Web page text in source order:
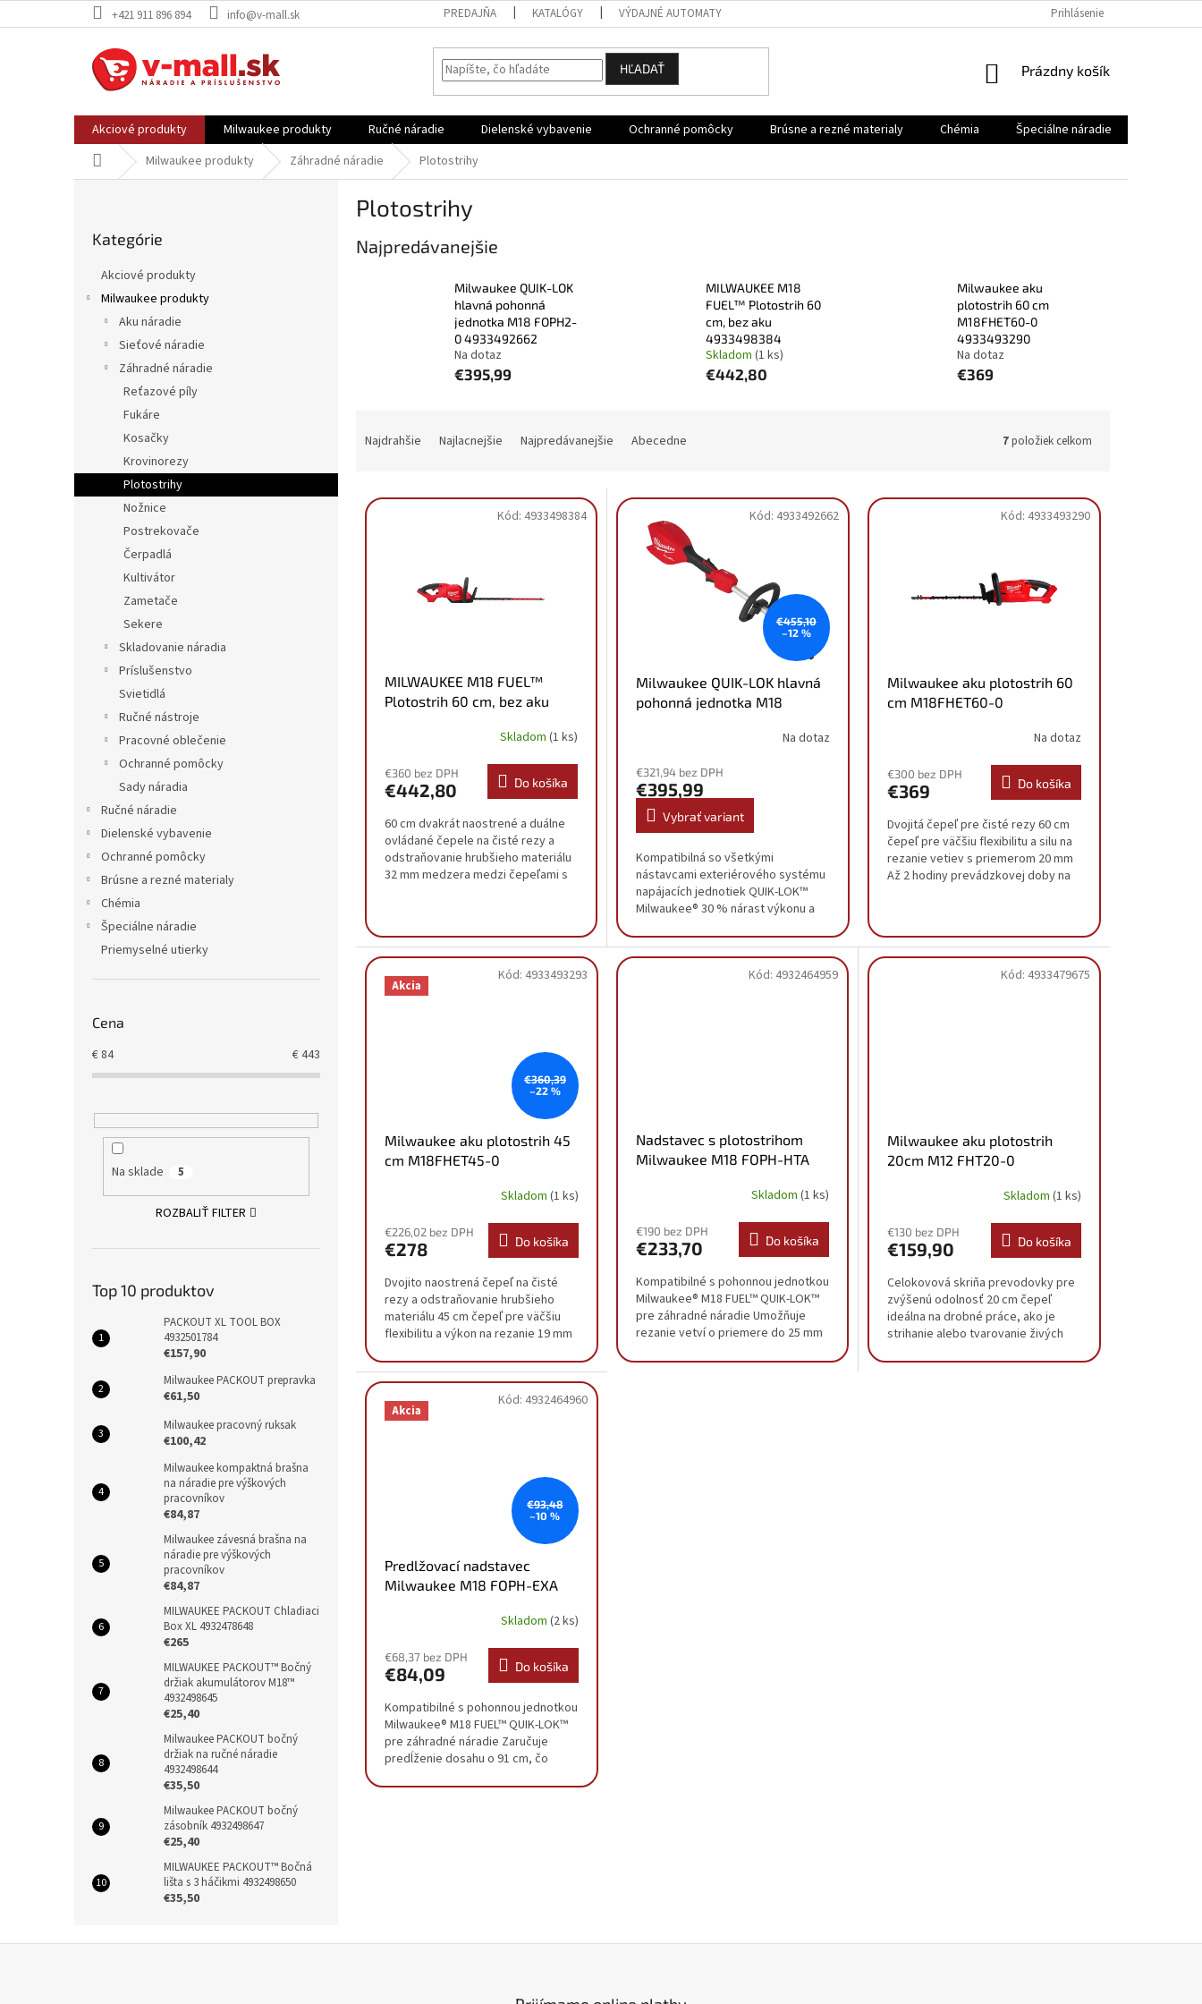
na
+421 911 896 894 info@v-mall.sk PREDAJŇA KATALÓGY VÝDAJNÉ AUTOMATY Prihlásenie
HĽADAŤ
NÁKUPNÝ
Prázdny košík
Akciové produkty Milwaukee produkty Ručné náradie Dielenské vybavenie Ochranné pomôcky Brúsne a rezné materialy Chémia Špeciálne náradie
DomovMilwaukee produkty Záhradné náradie Plotostrihy
kategórie
Kategórie
Akciové produkty
Milwaukee produkty
Aku náradie
Sieťové náradie
Záhradné náradie
Reťazové píly
Fukáre
Kosačky
Krovinorezy
Plotostrihy
Nožnice
Postrekovače
Čerpadlá
Kultivátor
Zametače
Sekere
Skladovanie náradia
Príslušenstvo
Svietidlá
Ručné nástroje
Pracovné oblečenie
Ochranné pomôcky
Sady náradia
Ručné náradie
Dielenské vybavenie
Ochranné pomôcky
Brúsne a rezné materialy
Chémia
Špeciálne náradie
Priemyselné utierky
Cena
€84 €443
Na sklade 5
ROZBALIŤ FILTER
Top 10 produktov
PACKOUT XL TOOL BOX
4932501784
€157,90
Milwaukee PACKOUT prepravka
€61,50
Milwaukee pracovný ruksak
€100,42
Milwaukee kompaktná brašna
na náradie pre výškových
pracovníkov
€84,87
Milwaukee závesná brašna na
náradie pre výškových
pracovníkov
€84,87
MILWAUKEE PACKOUT Chladiaci
Box XL 4932478648
€265
MILWAUKEE PACKOUT™ Bočný
držiak akumulátorov M18™
4932498645
€25,40
Milwaukee PACKOUT bočný
držiak na ručné náradie
4932498644
€35,50
Milwaukee PACKOUT bočný
zásobník 4932498647
€25,40
MILWAUKEE PACKOUT™ Bočná
lišta s 3 háčikmi 4932498650
€35,50
Plotostrihy
Najpredávanejšie
Milwaukee QUIK-LOK
hlavná pohonná
jednotka M18 FOPH2-
0 4933492662
Na dotaz
€395,99
MILWAUKEE M18
FUEL™ Plotostrih 60
cm, bez aku
4933498384
Skladom (1 ks)
€442,80
Milwaukee aku
plotostrih 60 cm
M18FHET60-0
4933493290
Na dotaz
€369
Najdrahšie Najlacnejšie Najpredávanejšie Abecedne 7položiek celkom
MILWAUKEE M18 FUEL™
Plotostrih 60 cm, bez aku
Skladom (1 ks)
€360 bez DPH
€442,80 Do košíka
60 cm dvakrát naostrené a duálne
ovládané čepele na čisté rezy a
odstraňovanie hrubšieho materiálu
32 mm medzera medzi čepeľami s
Kód: 4933498384
€455,10
–12 %
Milwaukee QUIK-LOK hlavná
pohonná jednotka M18
Na dotaz
€321,94 bez DPH
€395,99
Vybrať variant
Kompatibilná so všetkými
nástavcami exteriérového systému
napájacích jednotiek QUIK-LOK™
Milwaukee® 30 % nárast výkonu a
bezkonkurenčných...
Kód: 4933492662
Milwaukee aku plotostrih 60
cm M18FHET60-0
Na dotaz
€300 bez DPH
€369 Do košíka
Dvojitá čepeľ pre čisté rezy 60 cm
čepeľ pre väčšiu flexibilitu a silu na
rezanie vetiev s priemerom 20 mm
Až 2 hodiny prevádzkovej doby na
Kód: 4933493290
Akcia
€360,39
–22 %
Milwaukee aku plotostrih 45
cm M18FHET45-0
Skladom (1 ks)
€226,02 bez DPH
€278 Do košíka
Dvojito naostrená čepeľ na čisté
rezy a odstraňovanie hrubšieho
materiálu 45 cm čepeľ pre väčšiu
flexibilitu a výkon na rezanie 19 mm
bez...
Kód: 4933493293
Nadstavec s plotostrihom
Milwaukee M18 FOPH-HTA
Skladom (1 ks)
€190 bez DPH
€233,70 Do košíka
Kompatibilné s pohonnou jednotkou
Milwaukee® M18 FUEL™ QUIK-LOK™
pre záhradné náradie Umožňuje
rezanie vetví o priemere do 25 mm
jeden záťah...
Kód: 4932464959
Milwaukee aku plotostrih
20cm M12 FHT20-0
Skladom (1 ks)
€130 bez DPH
€159,90 Do košíka
Celokovová skriňa prevodovky pre
zvýšenú odolnosť 20 cm čepeľ
ideálna na drobné práce, ako je
strihanie alebo tvarovanie živých
ergonomická...
Kód: 4933479675
Akcia
€93,48
–10 %
Predlžovací nadstavec
Milwaukee M18 FOPH-EXA
Skladom (2 ks)
€68,37 bez DPH
€84,09 Do košíka
Kompatibilné s pohonnou jednotkou
Milwaukee® M18 FUEL™ QUIK-LOK™
pre záhradné náradie Zaručuje
predĺženie dosahu o 91 cm, čo
pomocou nadstavcov, ako...
Kód: 4932464960
i